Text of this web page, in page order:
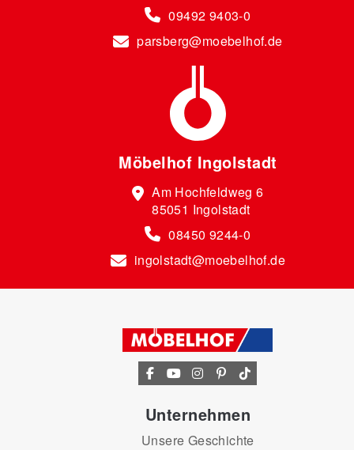
09492 9403-0
parsberg@moebelhof.de
Möbelhof Ingolstadt
Am Hochfeldweg 6
85051 Ingolstadt
08450 9244-0
ingolstadt@moebelhof.de
Unternehmen
Unsere Geschichte